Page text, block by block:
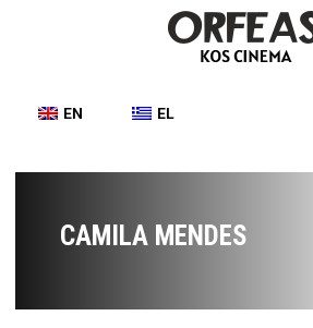
EN EL
CAMILA MENDES